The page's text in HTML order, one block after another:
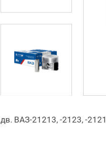
дв. ВАЗ-21213, -2123, -